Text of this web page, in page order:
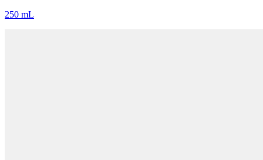
250 mL